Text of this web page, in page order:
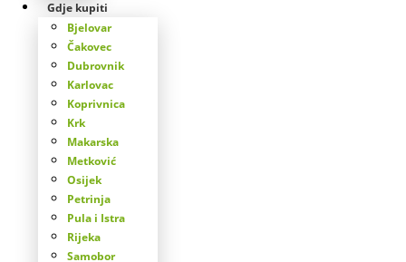
Gdje kupiti
Bjelovar
Čakovec
Dubrovnik
Karlovac
Koprivnica
Krk
Makarska
Metković
Osijek
Petrinja
Pula i Istra
Rijeka
Samobor